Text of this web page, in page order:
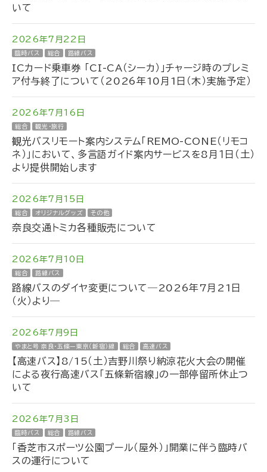
いて
2026年7月22日
臨時バス 総合 路線バス
ICカード乗車券 「CI-CA（シーカ）」チャージ時のプレミ
ア付与終了について（2026年10月1日（木）実施予定）
2026年7月16日
総合 観光・旅行
観光バスリモート案内システム「REMO-CONE（リモコ
ネ）」において、多言語ガイド案内サービスを8月１日（土）
より提供開始します
2026年7月15日
総合 オリジナルグッズ その他
奈良交通トミカ各種販売について
2026年7月10日
総合 路線バス
路線バスのダイヤ変更について―2026年7月21日
（火）より―
2026年7月9日
やまと号 奈良・五條ー東京（新宿）線 総合 高速バス
【高速バス】8/15（土）吉野川祭り納涼花火大会の開催
による夜行高速バス「五條新宿線」の一部停留所休止つ
いて
2026年7月3日
臨時バス 総合 路線バス
「香芝市スポーツ公園プール（屋外）」開業に伴う臨時バ
スの運行について